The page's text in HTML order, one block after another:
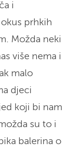
i
prhkih
Možda neki
više nema i
malo
djeci
koji bi nam
su to i
balerina o